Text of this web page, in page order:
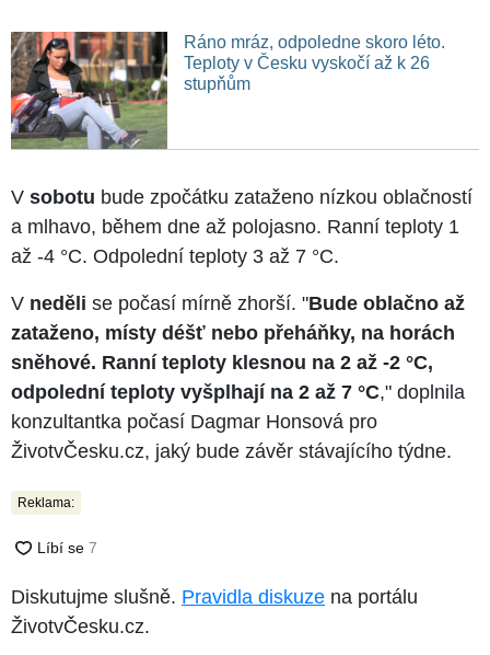
Ráno mráz, odpoledne skoro léto.
Teploty v Česku vyskočí až k 26
stupňům
V sobotu bude zpočátku zataženo nízkou oblačností
a mlhavo, během dne až polojasno. Ranní teploty 1
až -4 °C. Odpolední teploty 3 až 7 °C.
V neděli se počasí mírně zhorší. "Bude oblačno až
zataženo, místy déšť nebo přeháňky, na horách
sněhové. Ranní teploty klesnou na 2 až -2 °C,
odpolední teploty vyšplhají na 2 až 7 °C," doplnila
konzultantka počasí Dagmar Honsová pro
ŽivotvČesku.cz, jaký bude závěr stávajícího týdne.
Reklama:
Diskutujme slušně. Pravidla diskuze na portálu
ŽivotvČesku.cz.